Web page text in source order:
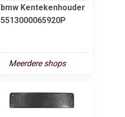
bmw Kentekenhouder
5513000065920P
Meerdere shops